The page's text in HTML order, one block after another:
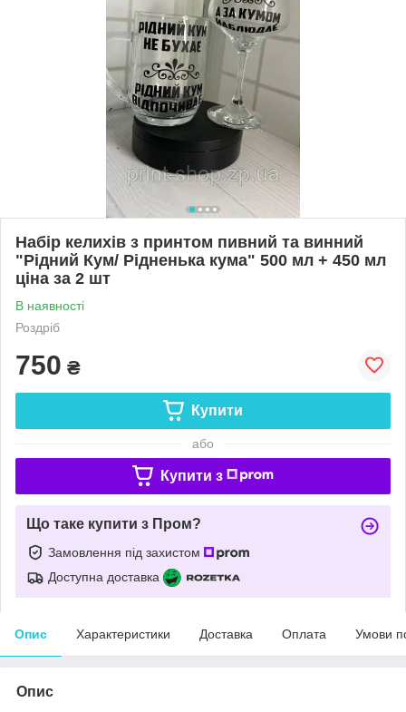
Набір келихів з принтом пивний та винний
"Рідний Кум/ Рідненька кума" 500 мл + 450 мл
ціна за 2 шт
В наявності
Роздріб
750 ₴
Купити
або
Купити з
Що таке купити з Пром?
Замовлення під захистом
Доступна доставка
Опис Характеристики Доставка Оплата Умови
Опис